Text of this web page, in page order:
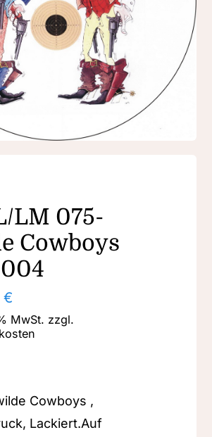
LM 075-
Cowboys
€
MwSt. zzgl.
Cowboys ,
Lackiert.Auf